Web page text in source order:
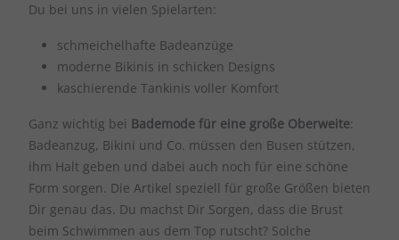
Du bei uns in vielen Spielarten:
schmeichelhafte Badeanzüge
moderne Bikinis in schicken Designs
kaschierende Tankinis voller Komfort
Ganz wichtig bei Bademode für eine große Oberweite:
Badeanzug, Bikini und Co. müssen den Busen stützen,
ihm Halt geben und dabei auch noch für eine schöne
Form sorgen. Die Artikel speziell für große Größen bieten
Dir genau das. Du machst Dir Sorgen, dass die Brust
beim Schwimmen aus dem Top rutscht? Solche